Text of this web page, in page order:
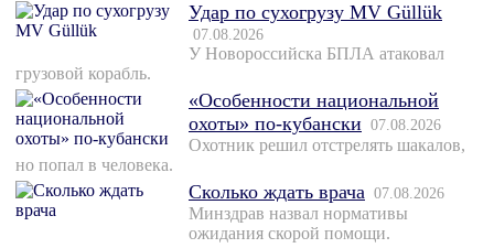
Удар по сухогрузу MV Güllük
07.08.2026
У Новороссийска БПЛА атаковал
грузовой корабль.
«Особенности национальной
охоты» по-кубански 07.08.2026
Охотник решил отстрелять шакалов,
но попал в человека.
Сколько ждать врача 07.08.2026
Минздрав назвал нормативы
ожидания скорой помощи.